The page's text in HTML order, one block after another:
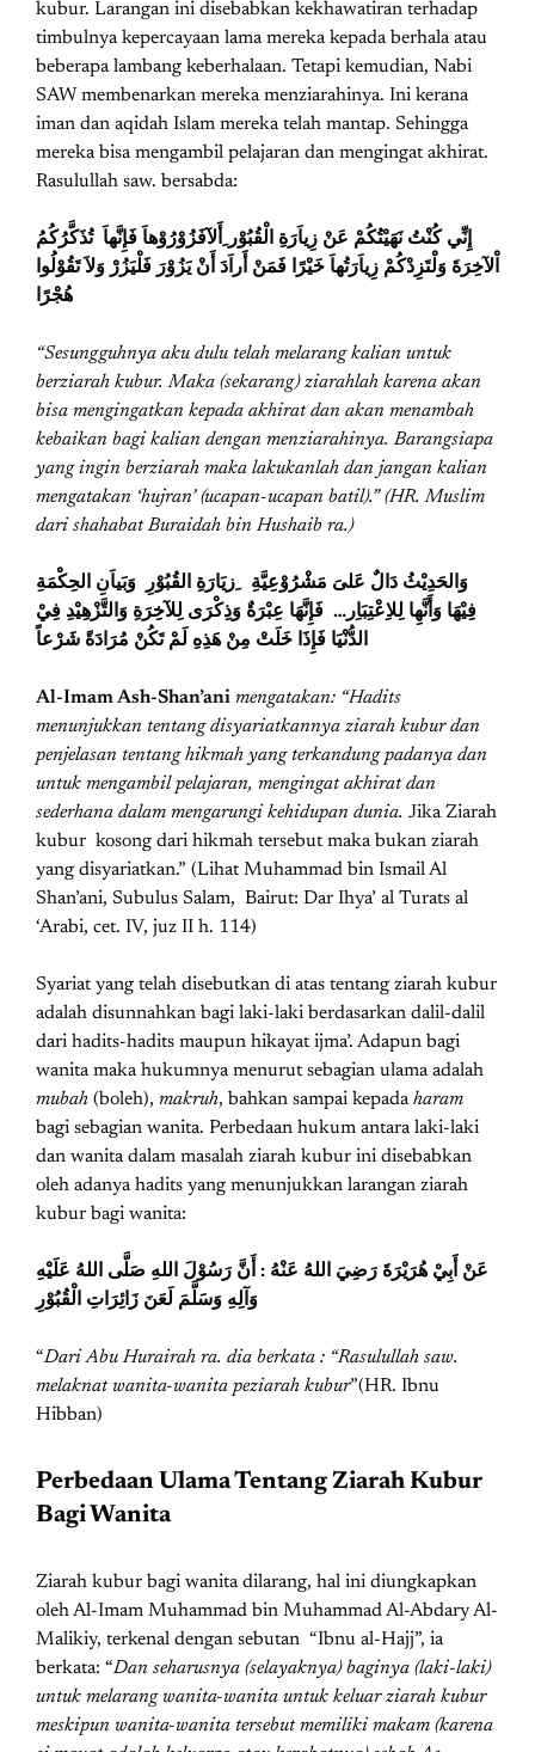
kubur. Larangan ini disebabkan kekhawatiran terhadap
timbulnya kepercayaan lama mereka kepada berhala atau
beberapa lambang keberhalaan. Tetapi kemudian, Nabi
SAW membenarkan mereka menziarahinya. Ini kerana
iman dan aqidah Islam mereka telah mantap. Sehingga
mereka bisa mengambil pelajaran dan mengingat akhirat.
Rasulullah saw. bersabda:
إِنِّي كُنْتُ نَهَيْتُكُمْ عَنْ زِياَرَةِ الْقُبُوْر ِأَلآفَزُوْرُوْهاَ فَإِنَّهاَ تُذَكَّرُكُمُ
اْلآخِرَةَ وَلْتَزِدْكُمْ زِياَرَتُهاَ خَيْرًا
فَمَنْ أَراَدَ أَنْ يَزُوْرَ فَلْيَزُرْ وَلاَ تَقُوْلُوا
هُجْرًا
“Sesungguhnya aku dulu telah melarang kalian untuk
berziarah kubur. Maka (sekarang) ziarahlah karena akan
bisa mengingatkan kepada akhirat dan akan menambah
kebaikan bagi kalian dengan menziarahinya. Barangsiapa
yang ingin berziarah maka lakukanlah dan jangan kalian
mengatakan ‘hujran’ (ucapan-ucapan batil).” (HR. Muslim
dari shahabat Buraidah bin Hushaib ra.)
وَالحَدِيْثُ دَالٌ عَلىَ مَشْرُوْعِيَّةِ ِزيَارَةِ القُبُوْرِ وَبَياَنِ الحِكْمَةِ
فِيْهَا وَأَنَّهِا لِلاِعْتِبَاِر… فَإِنَّهَا عِبْرَةٌ وَذِكْرَى لِلآخِرَةِ وَالتَّزْهِيْدِ فِيْ
الدُّنْيَا فَإِذَا خَلَتْ مِنْ هَذِهِ لَمْ تَكُنْ مُرَادَةً شَرْعاً
Al-Imam Ash-Shan’ani mengatakan: “Hadits
menunjukkan tentang disyariatkannya ziarah kubur dan
penjelasan tentang hikmah yang terkandung padanya dan
untuk mengambil pelajaran, mengingat akhirat dan
sederhana dalam mengarungi kehidupan dunia. Jika Ziarah
kubur kosong dari hikmah tersebut maka bukan ziarah
yang disyariatkan.” (Lihat Muhammad bin Ismail Al
Shan’ani, Subulus Salam, Bairut: Dar Ihya’ al Turats al
‘Arabi, cet. IV, juz II h. 114)
Syariat yang telah disebutkan di atas tentang ziarah kubur
adalah disunnahkan bagi laki-laki berdasarkan dalil-dalil
dari hadits-hadits maupun hikayat ijma’. Adapun bagi
wanita maka hukumnya menurut sebagian ulama adalah
mubah (boleh), makruh, bahkan sampai kepadaharam
bagi sebagian wanita. Perbedaan hukum antara laki-laki
dan wanita dalam masalah ziarah kubur ini disebabkan
oleh adanya hadits yang menunjukkan larangan ziarah
kubur bagi wanita:
عَنْ أَبِيْ هُرَيْرَةَ رَضِيَ اللهُ عَنْهُ : أَنَّ رَسُوْلَ اللهِ صَلَّى اللهُ عَلَيْهِ
وَآلِهِ وَسَلَّمَ لَعَنَ زَائِرَاتِ
الْقُبُوْرِ
“Dari Abu Hurairah ra. dia berkata : “Rasulullah saw.
melaknat wanita-wanita peziarah kubur”(HR. Ibnu
Hibban)
Perbedaan Ulama Tentang Ziarah Kubur
Bagi Wanita
Ziarah kubur bagi wanita dilarang, hal ini diungkapkan
oleh Al-Imam Muhammad bin Muhammad Al-Abdary Al-
Malikiy, terkenal dengan sebutan “Ibnu al-Hajj”, ia
berkata: “Dan seharusnya (selayaknya) baginya (laki-laki)
untuk melarang wanita-wanita untuk keluar ziarah kubur
meskipun wanita-wanita tersebut memiliki makam (karena